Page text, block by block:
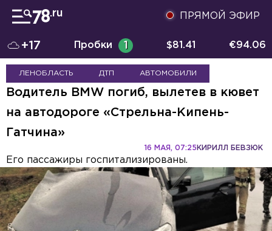
ПРЯМОЙ ЭФИР
+17 Пробки 1 $81.41 €94.06
ЛЕНОБЛАСТЬ ДТП АВТОМОБИЛИ
Водитель BMW погиб, вылетев в кювет
на автодороге «Стрельна-Кипень-
Гатчина»
КИРИЛЛ БЕВЗЮК
16 МАЯ, 07:25
Его пассажиры госпитализированы.